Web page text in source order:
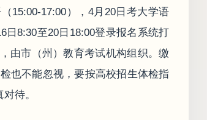
15:00-17:00），4月20日考大学语
日8:30至20日18:00登录报名系统打
由市（州）教育考试机构组织。缴
也不能忽视，要按高校招生体检指
待。